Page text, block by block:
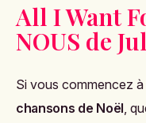
All I Want
NOUS de
Si vous commencez
chansons de Noël,